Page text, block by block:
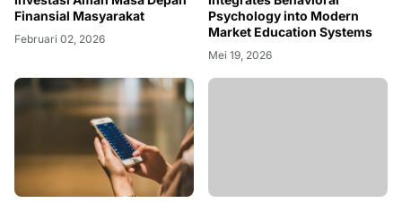
Finansial Masyarakat
Februari 02, 2026
Psychology into Modern
Market Education Systems
Mei 19, 2026
bisnis